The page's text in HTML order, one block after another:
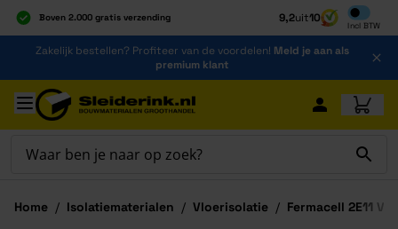
Boven 2.000 gratis verzending
Al 40 jaar dé specialist
Alles onder één dak
9,2uit10
Incl BTW
Inclusief
Ga naar de inhoud
Zakelijk bestellen? Profiteer van de voordelen! Meld je aan als
premium klant
Ga naar hoofdinhoud
Home / Isolatiematerialen / Vloerisolatie / Fermacell 2E11